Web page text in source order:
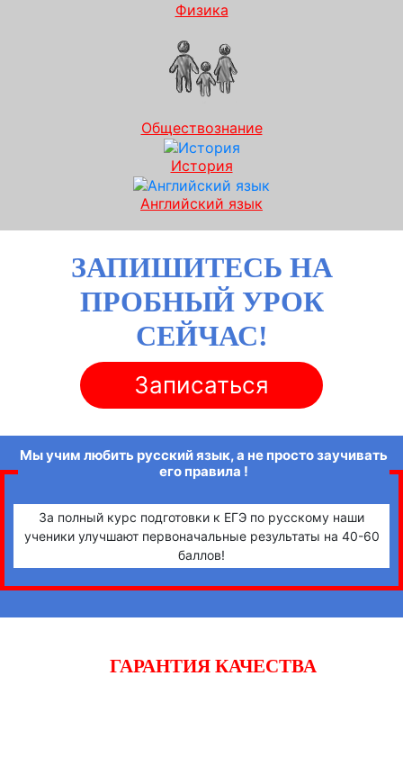
Физика
Обществознание
История
Английский язык
ЗАПИШИТЕСЬ НА
ПРОБНЫЙ УРОК
СЕЙЧАС!
Записаться
Мы учим любить русский язык, а не просто заучивать
его правила !
За полный курс подготовки к ЕГЭ по русскому наши
ученики улучшают первоначальные результаты на 40-60
баллов!
ГАРАНТИЯ КАЧЕСТВА